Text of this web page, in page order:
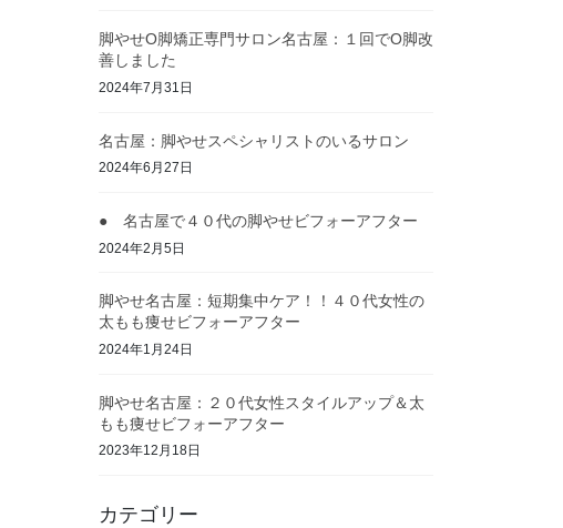
脚やせO脚矯正専門サロン名古屋：１回でO脚改
善しました
2024年7月31日
名古屋：脚やせスペシャリストのいるサロン
2024年6月27日
● 名古屋で４０代の脚やせビフォーアフター
2024年2月5日
脚やせ名古屋：短期集中ケア！！４０代女性の
太もも痩せビフォーアフター
2024年1月24日
脚やせ名古屋：２０代女性スタイルアップ＆太
もも痩せビフォーアフター
2023年12月18日
カテゴリー